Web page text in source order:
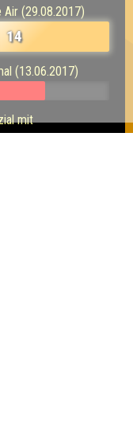
(29.08.2017)
14
(13.06.2017)
mit